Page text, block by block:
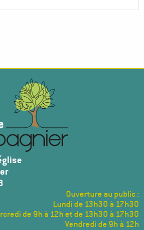
Ouverture au public :
Lundi de 13h30 à 17h30
de 9h à 12h et de 13h30 à 17h30
Vendredi de 9h à 12h